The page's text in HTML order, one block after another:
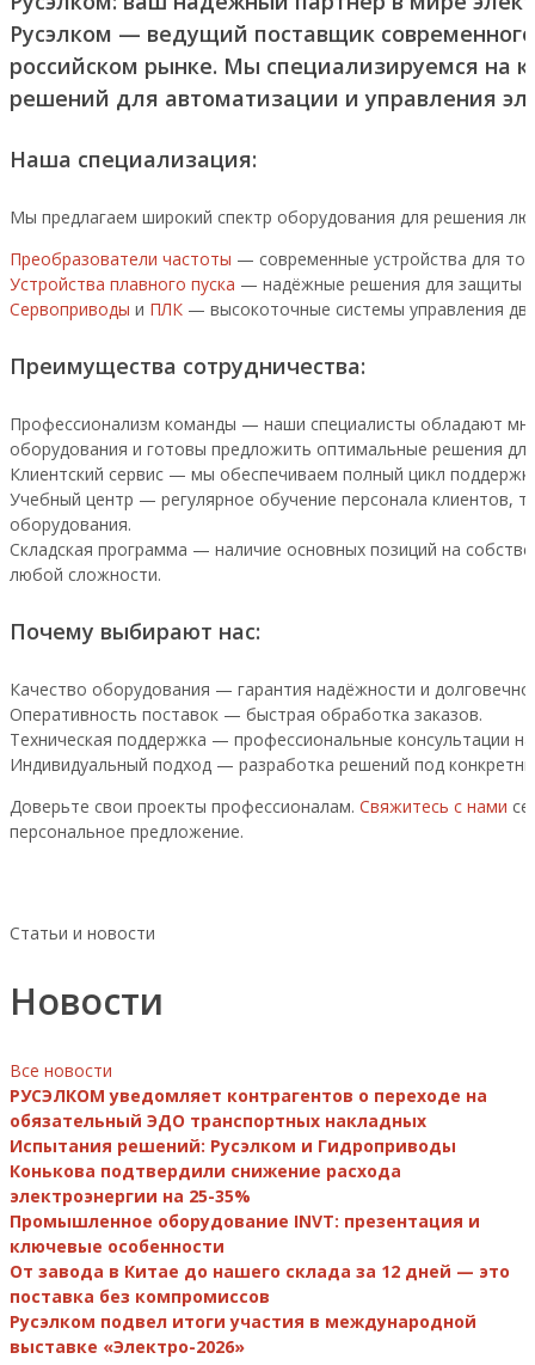
Русэлком — ведущий поставщик
российском рынке. Мы специализируемся на
решений для автоматизации и управления
Наша специализация:
Мы предлагаем широкий спектр оборудования для решения
Преобразователи частоты — современные устройства для
Устройства плавного пуска — надёжные решения для защиты
Сервоприводы и ПЛК — высокоточные системы управления
Преимущества сотрудничества:
Профессионализм команды — наши специалисты обладают
оборудования и готовы предложить оптимальные решения
Клиентский сервис — мы обеспечиваем полный цикл
Учебный центр — регулярное обучение персонала клиентов,
оборудования.
Складская программа — наличие основных позиций на
любой сложности.
Почему выбирают нас:
Качество оборудования — гарантия надёжности и
Оперативность поставок — быстрая обработка заказов.
Техническая поддержка — профессиональные консультации
Индивидуальный подход — разработка решений под
Доверьте свои проекты профессионалам. Свяжитесь с нами
персональное предложение.
Статьи и новости
Новости
Все новости
РУСЭЛКОМ уведомляет контрагентов о переходе на
обязательный ЭДО транспортных накладных
Испытания решений: Русэлком и Гидроприводы
Конькова подтвердили снижение расхода
электроэнергии на 25-35%
Промышленное оборудование INVT: презентация и
ключевые особенности
От завода в Китае до нашего склада за 12 дней — это
поставка без компромиссов
Русэлком подвел итоги участия в международной
выставке «Электро-2026»